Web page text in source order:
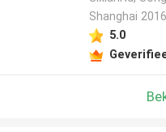
Shanghai
5.0